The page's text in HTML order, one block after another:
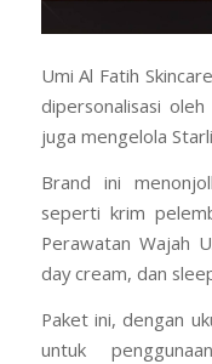
Umi Al Fatih
dipersonalisasi
juga mengelola
Brand ini
seperti krim
Perawatan Wajah
day cream, dan
Paket ini, dengan
untuk